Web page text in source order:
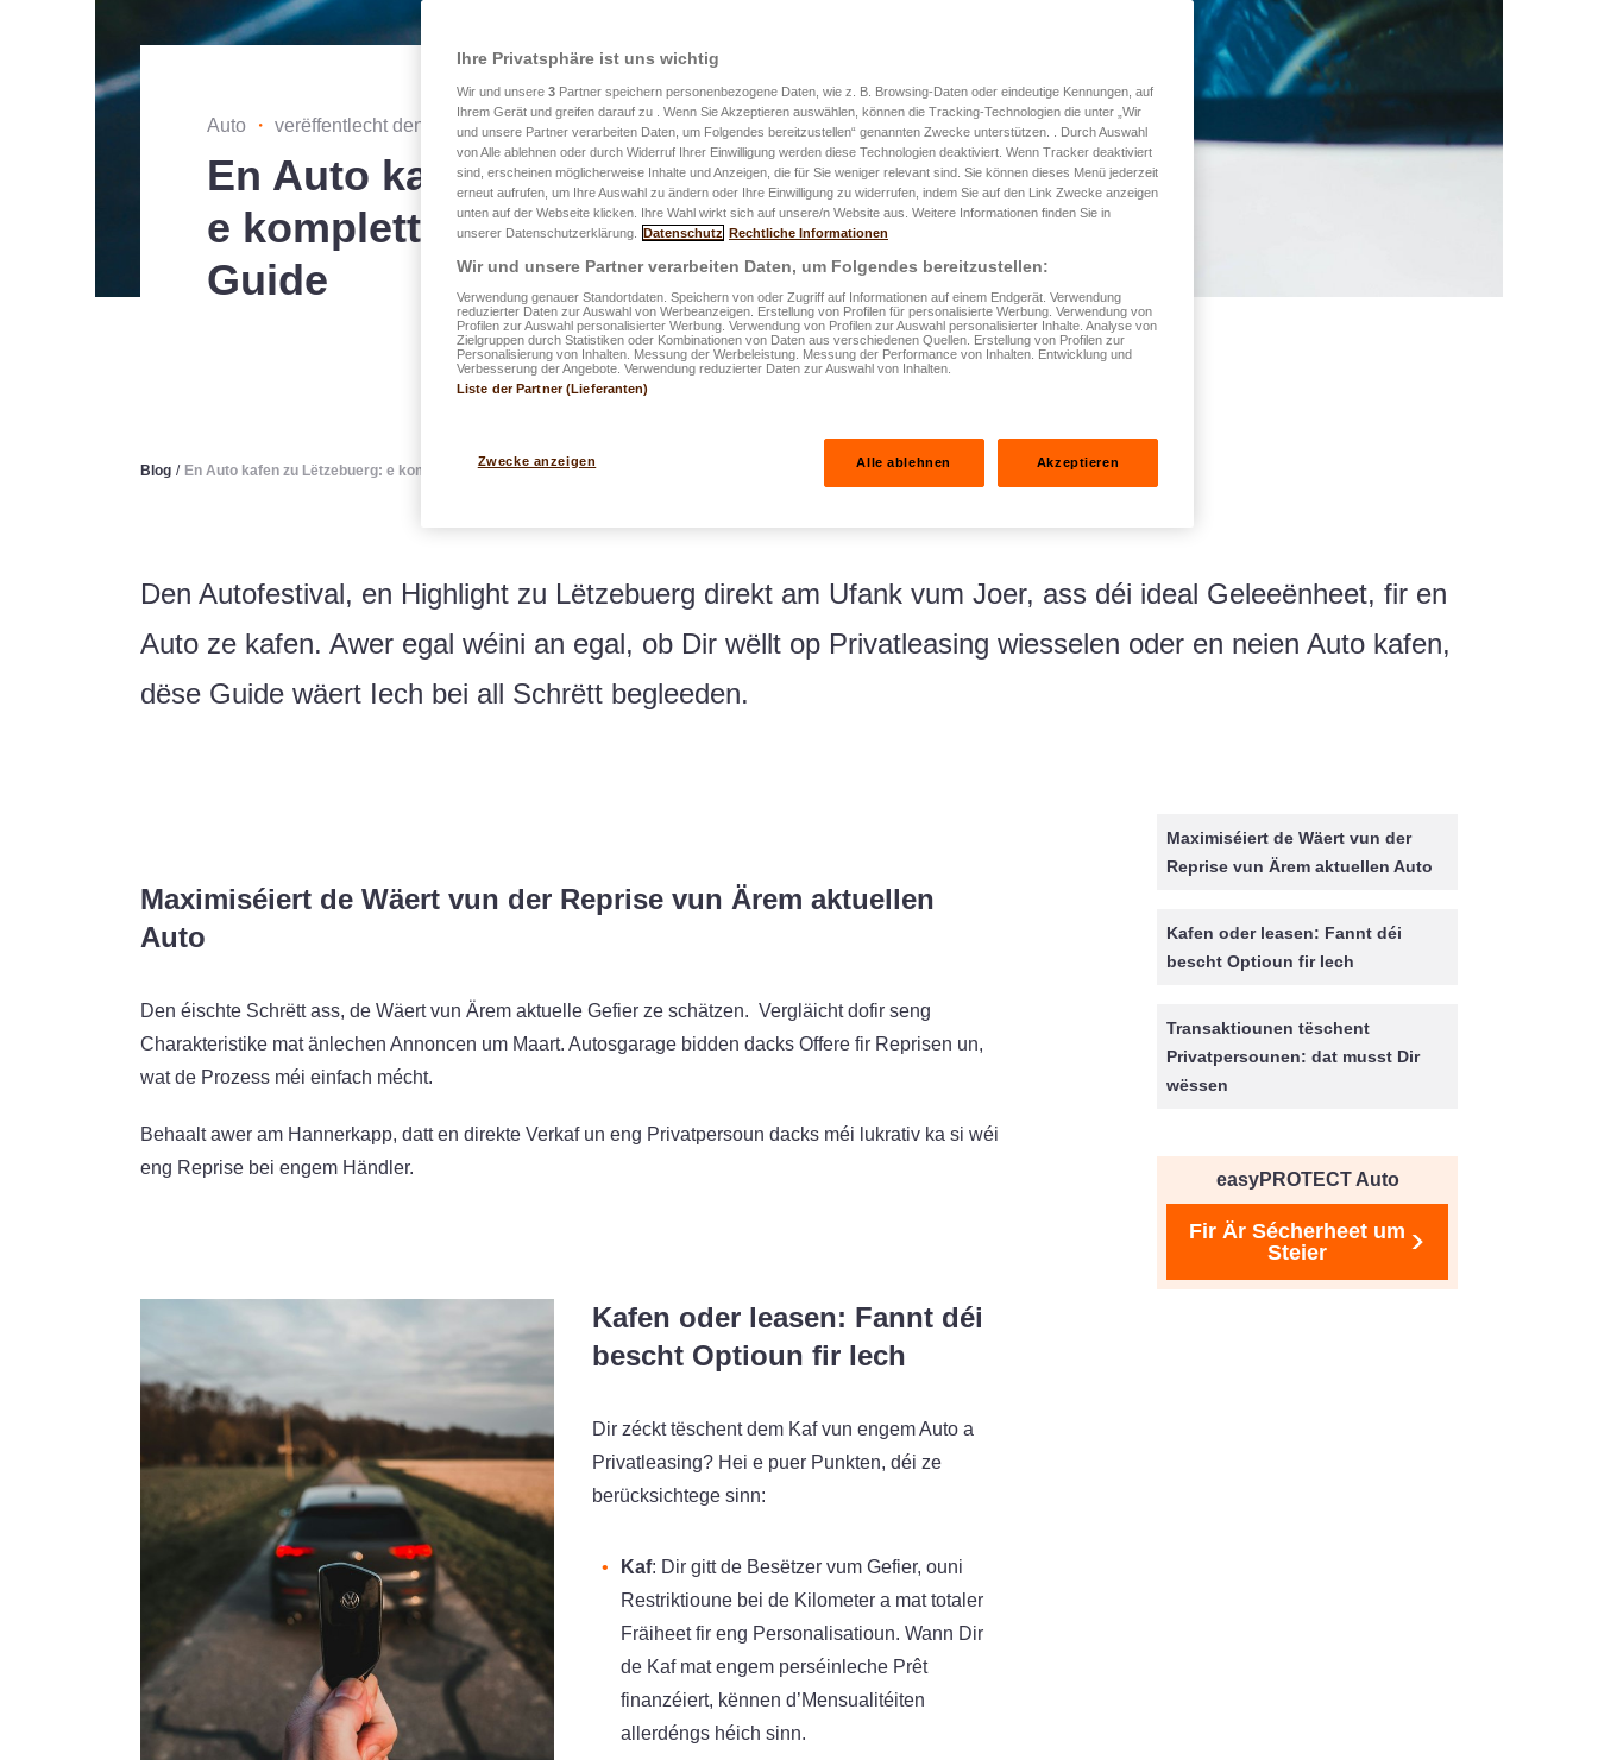
Auto ・ verëffentlecht den 20.01.2025
En Auto kafen zu Lëtzebuerg:
e kompletten a praktesche
Guide
Blog / En Auto kafen zu Lëtzebuerg: e kompletten a praktesche Guide
Den Autofestival, en Highlight zu Lëtzebuerg direkt am Ufank vum Joer, ass déi ideal Geleeënheet, fir en
Auto ze kafen. Awer egal wéini an egal, ob Dir wëllt op Privatleasing wiesselen oder en neien Auto kafen,
dëse Guide wäert Iech bei all Schrëtt begleeden.
Maximiséiert de Wäert vun der
Reprise vun Ärem aktuellen Auto
Kafen oder leasen: Fannt déi
bescht Optioun fir Iech
Transaktiounen tëschent
Privatpersounen: dat musst Dir
wëssen
easyPROTECT Auto
Fir Är Sécherheet um
Steier
Maximiséiert de Wäert vun der Reprise vun Ärem aktuellen
Auto
Den éischte Schrëtt ass, de Wäert vun Ärem aktuelle Gefier ze schätzen. Vergläicht dofir seng
Charakteristike mat änlechen Annoncen um Maart. Autosgarage bidden dacks Offere fir Reprisen un,
wat de Prozess méi einfach mécht.
Behaalt awer am Hannerkapp, datt en direkte Verkaf un eng Privatpersoun dacks méi lukrativ ka si wéi
eng Reprise bei engem Händler.
Kafen oder leasen: Fannt déi
bescht Optioun fir Iech
Dir zéckt tëschent dem Kaf vun engem Auto a
Privatleasing? Hei e puer Punkten, déi ze
berücksichtege sinn:
Kaf: Dir gitt de Besëtzer vum Gefier, ouni
Restriktioune bei de Kilometer a mat totaler
Fräiheet fir eng Personalisatioun. Wann Dir
de Kaf mat engem perséinleche Prêt
finanzéiert, kënnen d’Mensualitéiten
allerdéngs héich sinn.
Ihre Privatsphäre ist uns wichtig
Wir und unsere 3 Partner speichern personenbezogene Daten, wie z. B. Browsing-Daten oder eindeutige Kennungen, auf
Ihrem Gerät und greifen darauf zu . Wenn Sie Akzeptieren auswählen, können die Tracking-Technologien die unter „Wir
und unsere Partner verarbeiten Daten, um Folgendes bereitzustellen“ genannten Zwecke unterstützen. . Durch Auswahl
von Alle ablehnen oder durch Widerruf Ihrer Einwilligung werden diese Technologien deaktiviert. Wenn Tracker deaktiviert
sind, erscheinen möglicherweise Inhalte und Anzeigen, die für Sie weniger relevant sind. Sie können dieses Menü jederzeit
erneut aufrufen, um Ihre Auswahl zu ändern oder Ihre Einwilligung zu widerrufen, indem Sie auf den Link Zwecke anzeigen
unten auf der Webseite klicken. Ihre Wahl wirkt sich auf unsere/n Website aus. Weitere Informationen finden Sie in
unserer Datenschutzerklärung.
Datenschutz Rechtliche Informationen
Wir und unsere Partner verarbeiten Daten, um Folgendes bereitzustellen:
Verwendung genauer Standortdaten. Speichern von oder Zugriff auf Informationen auf einem Endgerät. Verwendung
reduzierter Daten zur Auswahl von Werbeanzeigen. Erstellung von Profilen für personalisierte Werbung. Verwendung von
Profilen zur Auswahl personalisierter Werbung. Verwendung von Profilen zur Auswahl personalisierter Inhalte. Analyse von
Zielgruppen durch Statistiken oder Kombinationen von Daten aus verschiedenen Quellen. Erstellung von Profilen zur
Personalisierung von Inhalten. Messung der Werbeleistung. Messung der Performance von Inhalten. Entwicklung und
Verbesserung der Angebote. Verwendung reduzierter Daten zur Auswahl von Inhalten.
Liste der Partner (Lieferanten)
Zwecke anzeigen Alle ablehnen Akzeptieren